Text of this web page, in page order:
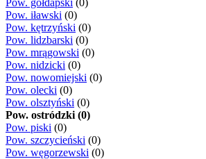
Pow. gołdapski (0)
Pow. iławski (0)
Pow. kętrzyński (0)
Pow. lidzbarski (0)
Pow. mrągowski (0)
Pow. nidzicki (0)
Pow. nowomiejski (0)
Pow. olecki (0)
Pow. olsztyński (0)
Pow. ostródzki (0)
Pow. piski (0)
Pow. szczycieński (0)
Pow. węgorzewski (0)